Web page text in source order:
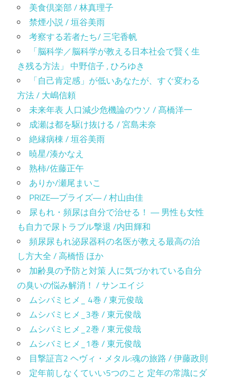
美食倶楽部 / 林真理子
禁煙小説 / 垣谷美雨
考察する若者たち/ 三宅香帆
「脳科学／脳科学が教える日本社会で賢く生
き残る方法」 中野信子 , ひろゆき
「自己肯定感」が低いあなたが、すぐ変わる
方法 / 大嶋信頼
未来年表 人口減少危機論のウソ / 髙橋洋一
成瀬は都を駆け抜ける / 宮島未奈
絶縁病棟 / 垣谷美雨
暁星/湊かなえ
熟柿/佐藤正午
ありか/瀬尾まいこ
PRIZE―プライズ― / 村山由佳
尿もれ・頻尿は自分で治せる！ ― 男性も女性
も自力で尿トラブル撃退 /内田輝和
頻尿尿もれ泌尿器科の名医が教える最高の治
し方大全 / 高橋悟 ほか
加齢臭の予防と対策 人に気づかれている自分
の臭いの悩み解消！ / サンエイジ
ムシバミヒメ_ 4巻 / 東元俊哉
ムシバミヒメ_3巻 / 東元俊哉
ムシバミヒメ_2巻 / 東元俊哉
ムシバミヒメ_1巻 / 東元俊哉
目撃証言2 ヘヴィ・メタル:魂の旅路 / 伊藤政則
定年前しなくていい5つのこと 定年の常識にダ